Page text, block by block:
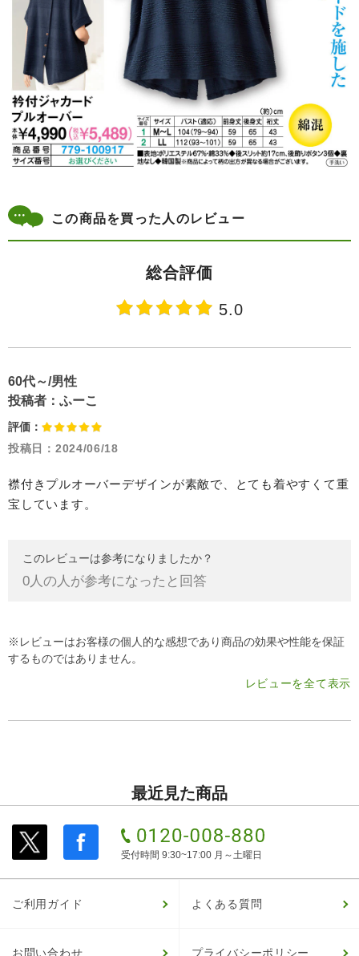
この商品を買った人のレビュー
総合評価
5.0
60代～/男性
投稿者： ふーこ
評価：
投稿日： 2024/06/18
襟付きプルオーバーデザインが素敵で、とても着やすくて重
宝しています。
このレビューは参考になりましたか？
0人の人が参考になったと回答
※レビューはお客様の個人的な感想であり商品の効果や性能を保証
するものではありません。
レビューを全て表示
最近見た商品
受付時間 9:30~17:00 月～土曜日
ご利用ガイド よくある質問
お問い合わせ プライバシーポリシー